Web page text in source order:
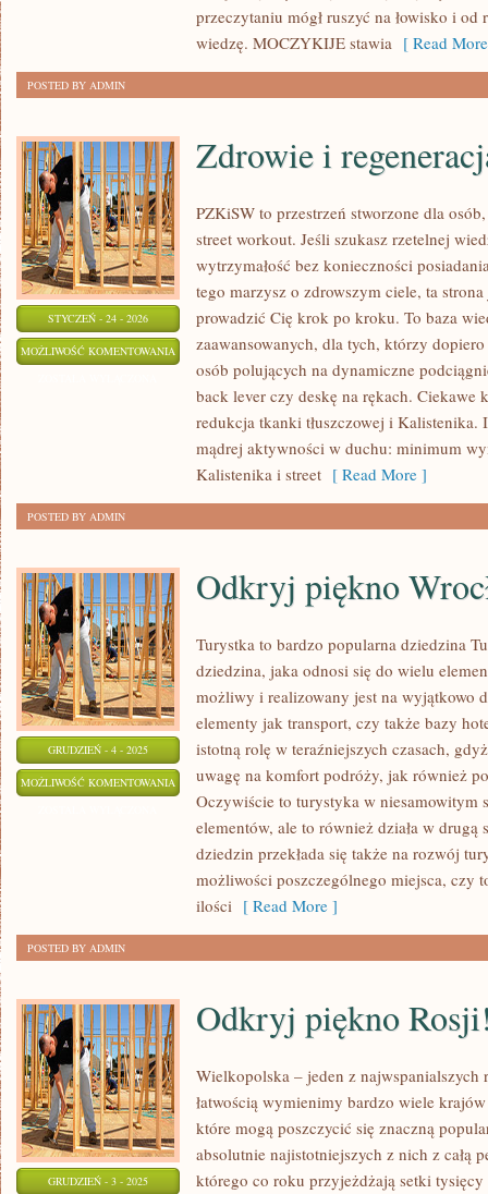
przeczytaniu mógł ruszyć na łowisko i
wiedzę. MOCZYKIJE stawia [ Read
POSTED BY ADMIN
STYCZEŃ - 24 - 2026
MOŻLIWOŚĆ KOMENTOWANIA ZDROWIE
REGENERACJA
Zdrowie i
PZKiSW to przestrzeń stworzone dla
street workout. Jeśli szukasz rzetelnej
wytrzymałość bez konieczności
tego marzysz o zdrowszym ciele, ta
prowadzić Cię krok po kroku. To baza
zaawansowanych, dla tych, którzy
osób polujących na dynamiczne
back lever czy deskę na rękach. Ciekawe
redukcja tkanki tłuszczowej i Kalistenika.
mądrej aktywności w duchu: minimum
Kalistenika i street [ Read More ]
POSTED BY ADMIN
GRUDZIEŃ - 4 - 2025
MOŻLIWOŚĆ KOMENTOWANIA ODKRYJ
PIĘKNO
WROCŁAWIA!
Odkryj piękno
Turystka to bardzo popularna dziedzina
dziedzina, jaka odnosi się do wielu
możliwy i realizowany jest na wyjątkowo
elementy jak transport, czy także bazy
istotną rolę w teraźniejszych czasach,
uwagę na komfort podróży, jak również
Oczywiście to turystyka w niesamowitym
elementów, ale to również działa w
dziedzin przekłada się także na rozwój
możliwości poszczególnego miejsca, czy
ilości [ Read More ]
POSTED BY ADMIN
GRUDZIEŃ - 3 - 2025
Odkryj piękno
Wielkopolska – jeden z
łatwością wymienimy bardzo wiele
które mogą poszczycić się znaczną
absolutnie najistotniejszych z nich z całą
którego co roku przyjeżdżają setki